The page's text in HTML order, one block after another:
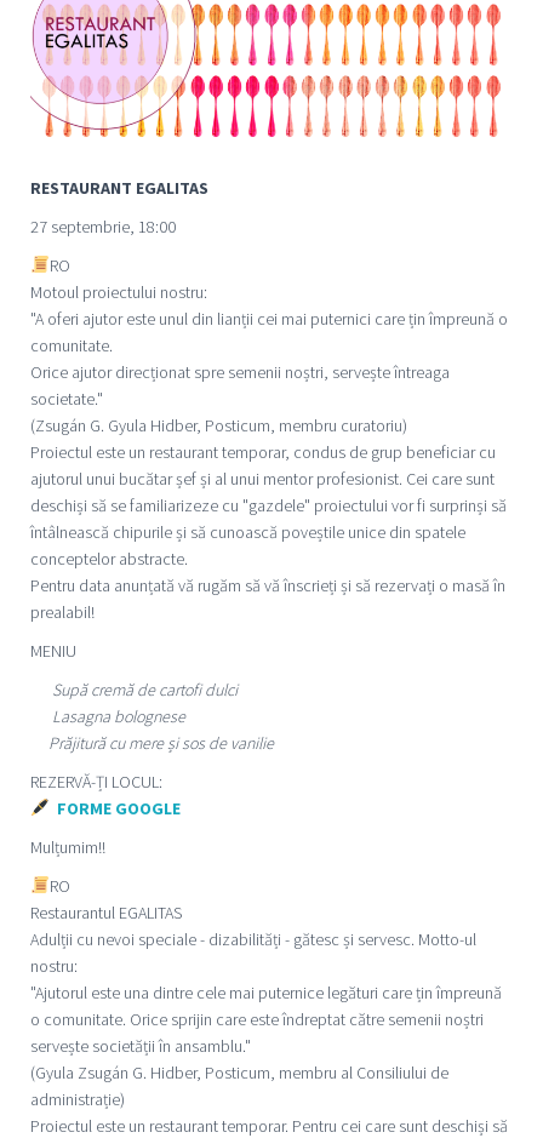
RESTAURANT EGALITAS
27 septembrie, 18:00
RO
Motoul proiectului nostru:
"A oferi ajutor este unul din lianții cei mai puternici care țin împreună o
comunitate.
Orice ajutor direcționat spre semenii noștri, servește întreaga
societate."
(Zsugán G. Gyula Hidber, Posticum, membru curatoriu)
Proiectul este un restaurant temporar, condus de grup beneficiar cu
ajutorul unui bucătar șef și al unui mentor profesionist. Cei care sunt
deschiși să se familiarizeze cu "gazdele" proiectului vor fi surprinși să
întâlnească chipurile și să cunoască poveștile unice din spatele
conceptelor abstracte.
Pentru data anunțată vă rugăm să vă înscrieți și să rezervați o masă în
prealabil!
MENIU
Supă cremă de cartofi dulci
Lasagna bolognese
Prăjitură cu mere și sos de vanilie
REZERVĂ-ȚI LOCUL:
FORME GOOGLE
Mulțumim!!
RO
Restaurantul EGALITAS
Adulții cu nevoi speciale - dizabilități - gătesc și servesc. Motto-ul
nostru:
"Ajutorul este una dintre cele mai puternice legături care țin împreună
o comunitate. Orice sprijin care este îndreptat către semenii noștri
servește societății în ansamblu."
(Gyula Zsugán G. Hidber, Posticum, membru al Consiliului de
administrație)
Proiectul este un restaurant temporar. Pentru cei care sunt deschiși să